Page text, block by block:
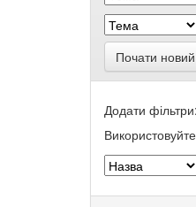
Почати
Додати фільтри: